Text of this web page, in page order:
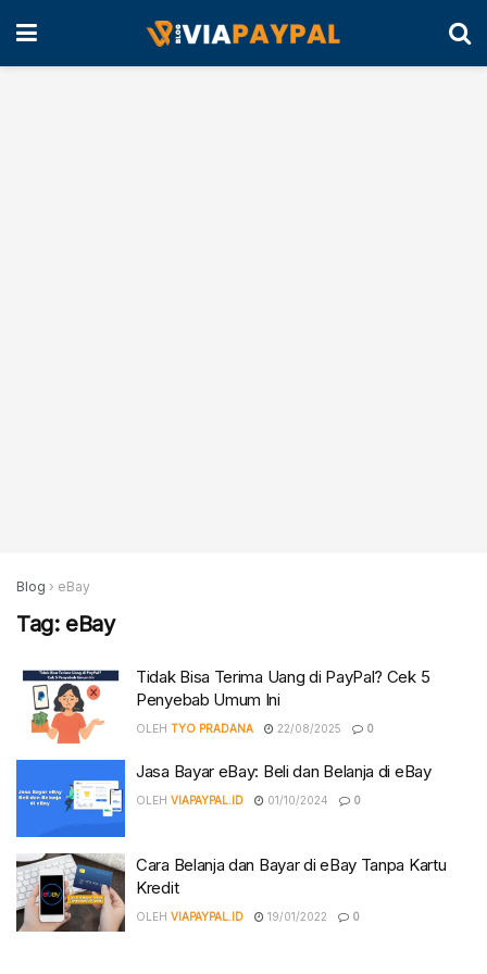
Blog › eBay
Tag: eBay
Tidak Bisa Terima Uang di PayPal? Cek 5
Penyebab Umum Ini
OLEH TYO PRADANA 22/08/2025 0
Jasa Bayar eBay: Beli dan Belanja di eBay
OLEH VIAPAYPAL.ID 01/10/2024 0
Cara Belanja dan Bayar di eBay Tanpa Kartu
Kredit
OLEH VIAPAYPAL.ID 19/01/2022 0